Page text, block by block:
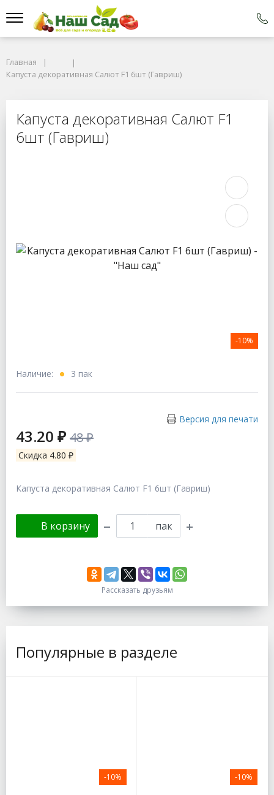
Главная
Капуста декоративная Салют F1 6шт (Гавриш)
Капуста декоративная Салют F1
6шт (Гавриш)
-10%
Наличие: 3 пак
Версия для печати
43.20 ₽ 48 ₽
Скидка 4.80 ₽
Капуста декоративная Салют F1 6шт (Гавриш)
В корзину пак
Рассказать друзьям
Популярные в разделе
-10% -10%